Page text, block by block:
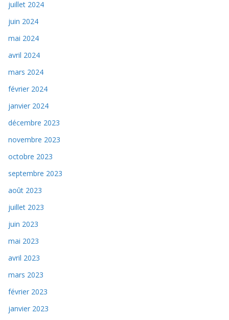
juillet 2024
juin 2024
mai 2024
avril 2024
mars 2024
février 2024
janvier 2024
décembre 2023
novembre 2023
octobre 2023
septembre 2023
août 2023
juillet 2023
juin 2023
mai 2023
avril 2023
mars 2023
février 2023
janvier 2023